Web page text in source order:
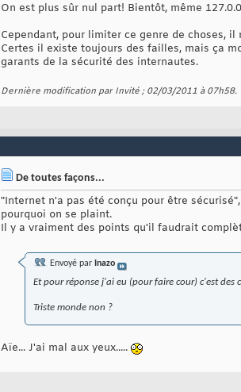
On est plus sûr nul part! Bientôt, même
Cependant, pour limiter ce genre de choses,
Certes il existe toujours des failles, mais ça
garants de la sécurité des internautes.
Dernière modification par Invité ; 02/03/2011 à 07h58.
De toutes façons...
"Internet n'a pas été conçu pour être
pourquoi on se plaint.
Il y a vraiment des points qu'il faudrait
Envoyé par Inazo
Et pour réponse j'ai eu (pour faire cour) c'est
Triste monde non ?
Aïe... J'ai mal aux yeux.....